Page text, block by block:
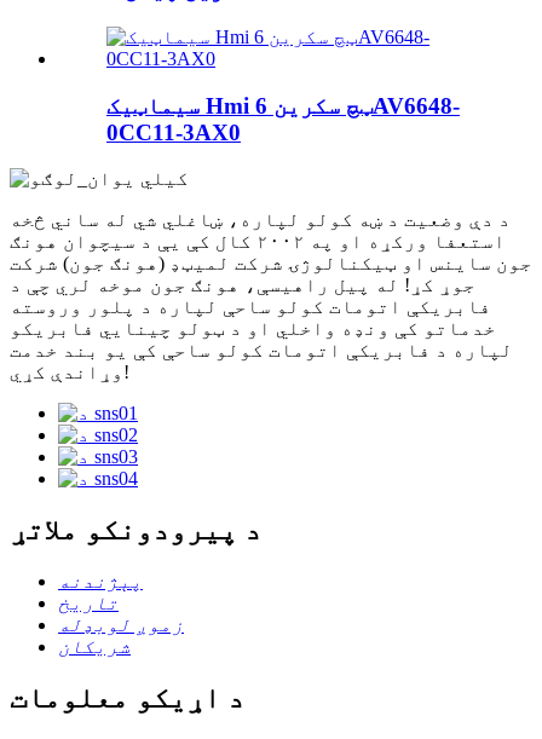
سیماټیک Hmi ټچ سکرین 6AV6648-
0CC11-3AX0
د دې وضعیت د ښه کولو لپاره، ښاغلي شي له ساني څخه
استعفا ورکړه او په ۲۰۰۲ کال کې یې د سیچوان هونګ
جون ساینس او ​​ټیکنالوژۍ شرکت لمیټډ (هونګ جون) شرکت
جوړ کړ! له پیل راهیسې، هونګ جون موخه لري چې د
فابریکې اتومات کولو ساحې لپاره د پلور وروسته
خدماتو کې ونډه واخلي او د ټولو چینایي فابریکو
لپاره د فابریکې اتومات کولو ساحې کې یو بند خدمت
وړاندې کړي!
د پیرودونکو ملاتړ
پېژندنه
تاریخ
زموږ لوبډله
شریکان
د اړیکو معلومات